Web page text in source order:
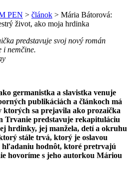
PEN > článok > Mária Bátorová:
život, ako moja hrdinka
predstavuje svoj nový román
i nemčine.
germanistka a slavistka venuje
publikáciách a článkoch má
ktorých sa prejavila ako prozaička
Trvanie predstavuje rekapituláciu
hrdinky, jej manžela, detí a okruhu
stále trvá, ktorý je oslavou
hľadaniu hodnôt, ktoré pretrvajú
hovoríme s jeho autorkou Máriou